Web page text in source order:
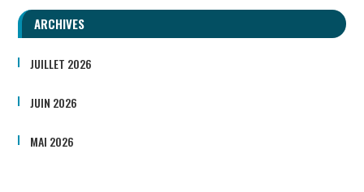
ARCHIVES
JUILLET 2026
JUIN 2026
MAI 2026